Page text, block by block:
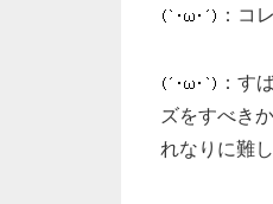
：コ
：す
ズをすべき
れなりに難